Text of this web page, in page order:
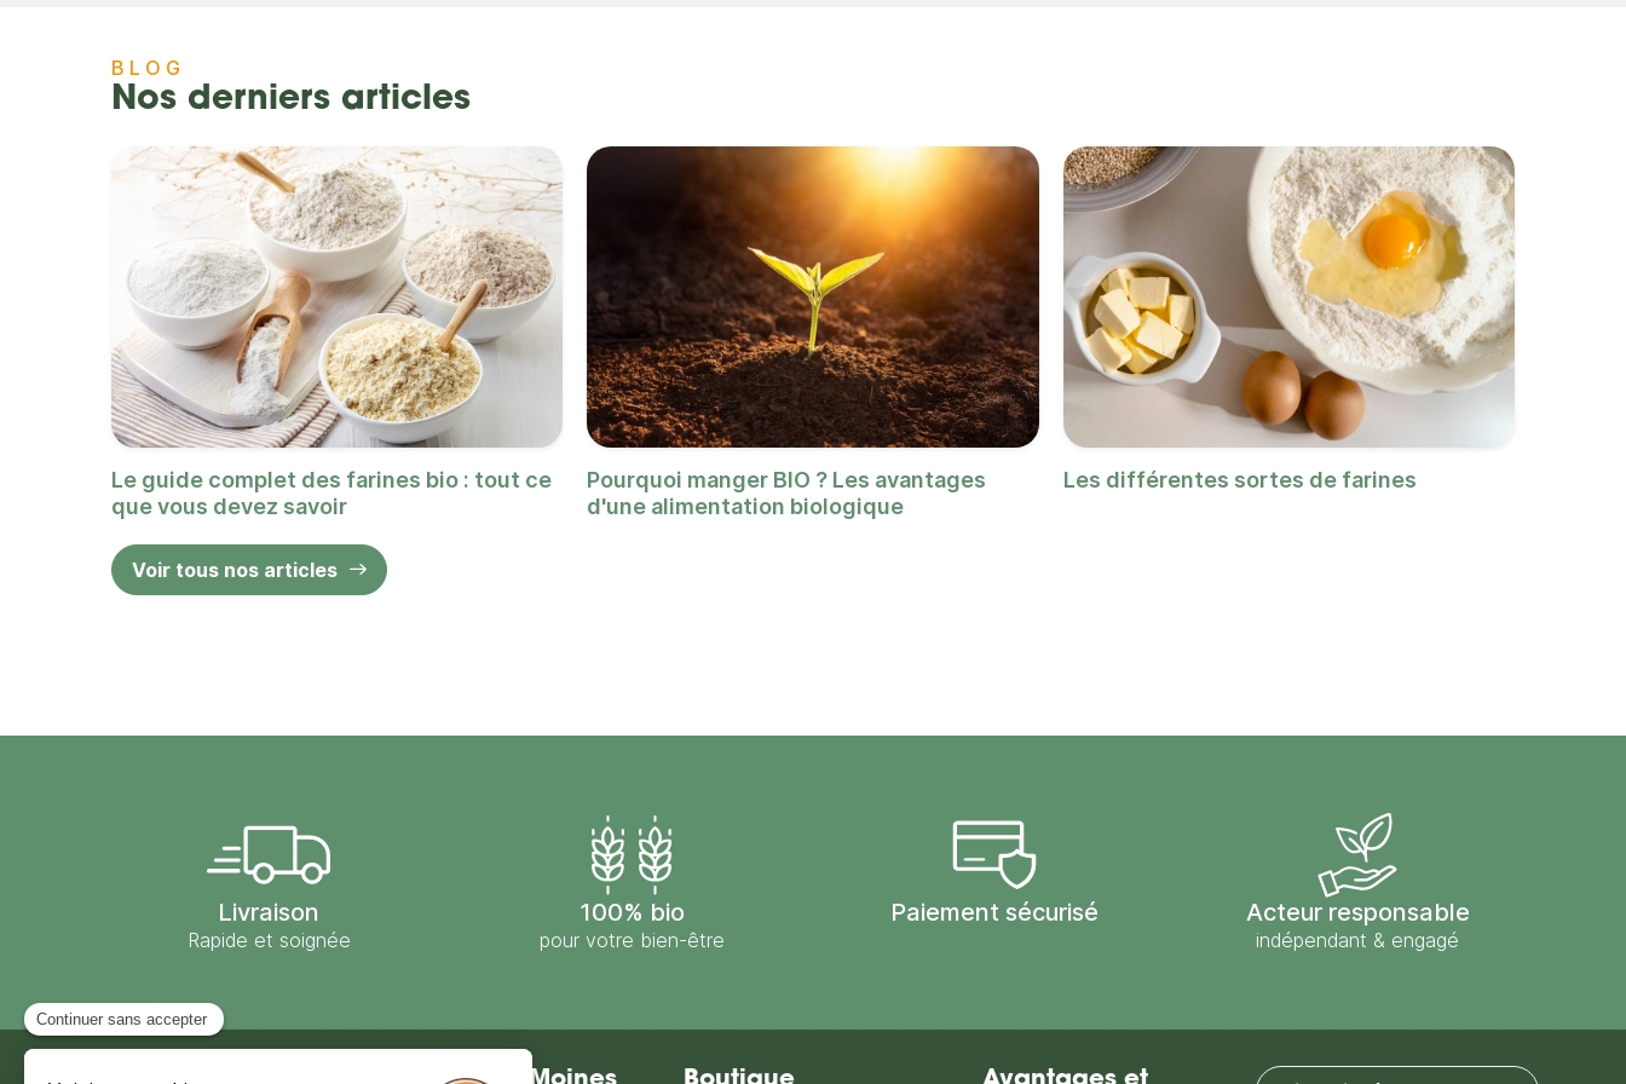
BLOG
Nos derniers articles
Le guide complet des farines bio : tout ce
que vous devez savoir
Pourquoi manger BIO ? Les avantages
d'une alimentation biologique
Les différentes sortes de farines
Voir tous nos articles
Livraison
Rapide et soignée
100% bio
pour votre bien-être
Paiement sécurisé Acteur responsable
indépendant & engagé